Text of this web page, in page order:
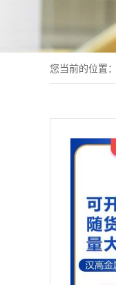
您当前的位置：